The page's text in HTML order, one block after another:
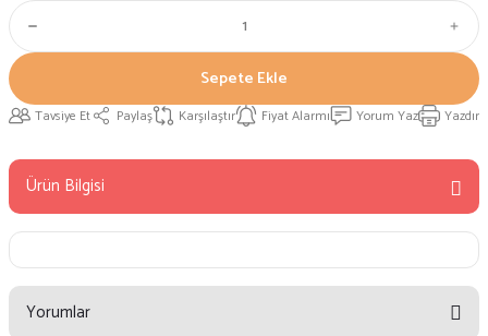
Sepete Ekle
Tavsiye Et Paylaş Karşılaştır Fiyat Alarmı Yorum Yaz Yazdır
Ürün Bilgisi
Yorumlar